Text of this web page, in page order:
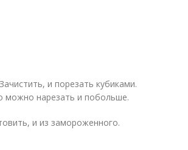
и порезать кубиками.
можно нарезать и побольше.
и из замороженного.